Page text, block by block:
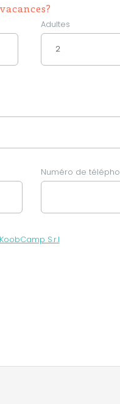
Adultes
2
Numéro de
KoobCamp S.r.l